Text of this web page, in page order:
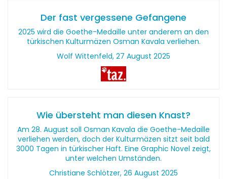
Der fast vergessene Gefangene
2025 wird die Goethe-Medaille unter anderem an den
türkischen Kulturmäzen Osman Kavala verliehen.
Wolf Wittenfeld, 27 August 2025
Wie übersteht man diesen Knast?
Am 28. August soll Osman Kavala die Goethe-Medaille
verliehen werden, doch der Kulturmäzen sitzt seit bald
3000 Tagen in türkischer Haft. Eine Graphic Novel zeigt,
unter welchen Umständen.
Christiane Schlötzer, 26 August 2025